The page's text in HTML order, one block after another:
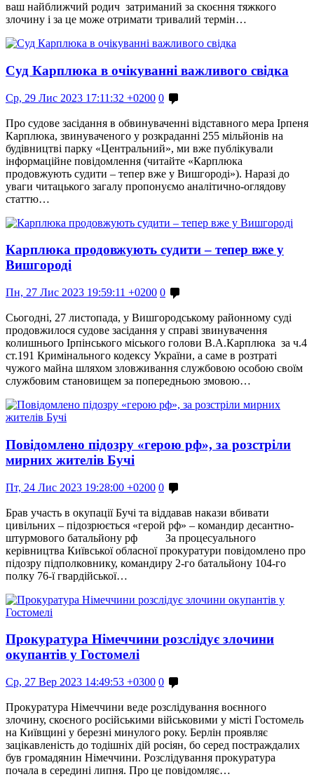
ваш найближчий родич затриманий за скоєння тяжкого
злочину і за це може отримати тривалий термін…
Суд Карплюка в очікуванні важливого свідка
Ср, 29 Лис 2023 17:11:32 +0200 0
Про судове засідання в обвинуваченні відставного мера Ірпеня
Карплюка, звинуваченого у розкраданні 255 мільйонів на
будівництві парку «Центральний», ми вже публікували
інформаційне повідомлення (читайте «Карплюка
продовжують судити – тепер вже у Вишгороді»). Наразі до
уваги читацького загалу пропонуємо аналітично-оглядову
статтю…
Карплюка продовжують судити – тепер вже у
Вишгороді
Пн, 27 Лис 2023 19:59:11 +0200 0
Сьогодні, 27 листопада, у Вишгородському районному суді
продовжилося судове засідання у справі звинувачення
колишнього Ірпінського міського голови В.А.Карплюка за ч.4
ст.191 Кримінального кодексу України, а саме в розтраті
чужого майна шляхом зловживання службовою особою своїм
службовим становищем за попередньою змовою…
Повідомлено підозру «герою рф», за розстріли
мирних жителів Бучі
Пт, 24 Лис 2023 19:28:00 +0200 0
Брав участь в окупації Бучі та віддавав накази вбивати
цивільних – підозрюється «герой рф» – командир десантно-
штурмового батальйону рф За процесуального
керівництва Київської обласної прокуратури повідомлено про
підозру підполковнику, командиру 2-го батальйону 104-го
полку 76-ї гвардійської…
Прокуратура Німеччини розслідує злочини
окупантів у Гостомелі
Ср, 27 Вер 2023 14:49:53 +0300 0
Прокуратура Німеччини веде розслідування воєнного
злочину, скоєного російськими військовими у місті Гостомель
на Київщині у березні минулого року. Берлін проявляє
зацікавленість до тодішніх дій росіян, бо серед постраждалих
був громадянин Німеччини. Розслідування прокуратура
почала в середині липня. Про це повідомляє…